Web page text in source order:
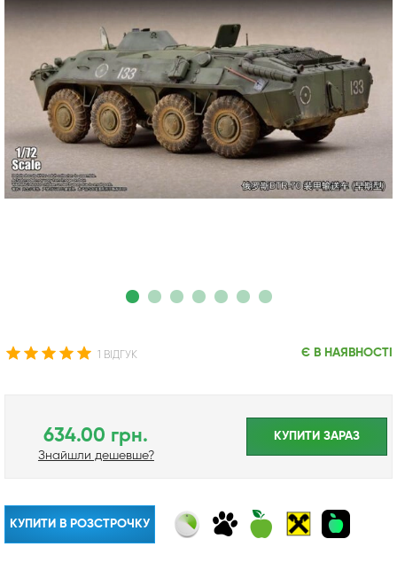
1 ВІДГУК Є В НАЯВНОСТІ
634.00 грн.
Знайшли дешевше?
КУПИТИ ЗАРАЗ
КУПИТИ В РОЗСТРОЧКУ